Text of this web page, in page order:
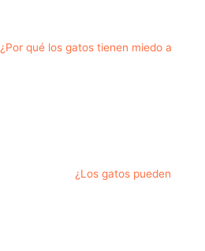
¿Por qué los gatos tienen miedo a
¿Los gatos pueden